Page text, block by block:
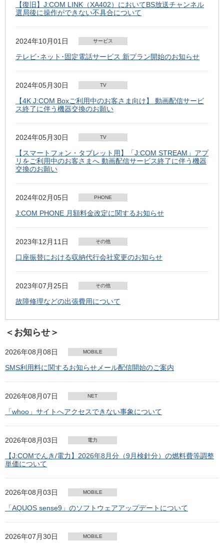
【復旧】J:COM LINK（XA402）においてBS放送チャンネル
選局後に操作ができない不具合について
2024年10月01日 サービス
テレビ･ネット･固定電話サービス 新プラン開始のお知らせ
2024年05月30日 TV
【4K J:COM Boxご利用中のお客さま向け】 動画配信サービ
ス終了に伴う機器交換のお願い
2024年05月30日 TV
【スマートフォン・タブレット用】「J:COM STREAM」アプ
リをご利用中のお客さまへ 動画配信サービス終了に伴う機器
交換のお願い
2024年02月05日 PHONE
J:COM PHONE 月額料金改定に関するお知らせ
2023年12月11日 その他
口座振替における収納代行会社変更のお知らせ
2023年07月25日 その他
故障修理などの出張費用について
＜お知らせ＞
2026年08月08日 MOBILE
SMS利用料に関するお知らせメール配信開始のご案内
2026年08月07日 NET
「whoo」サイトへアクセスできない事象について
2026年08月03日 電力
【J:COMでんき/電力】2026年8月分（9月検針分）の燃料費等調整
単価について
2026年08月03日 MOBILE
「AQUOS sense9」のソフトウェアアップデートについて
2026年07月30日 MOBILE